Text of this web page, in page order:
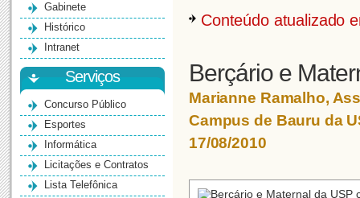
Gabinete
Histórico
Intranet
Serviços
Concurso Público
Esportes
Informática
Licitações e Contratos
Lista Telefônica
Conteúdo atualizado
Berçário e
Marianne Ramalho,
Campus de Bauru da
17/08/2010